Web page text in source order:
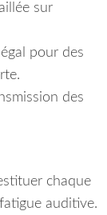
sur
pour des
des
chaque
auditive.